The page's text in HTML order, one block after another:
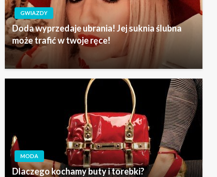
GWIAZDY
Doda wyprzedaje ubrania! Jej suknia ślubna
może trafić w twoje ręce!
MODA
Dlaczego kochamy buty i torebki?